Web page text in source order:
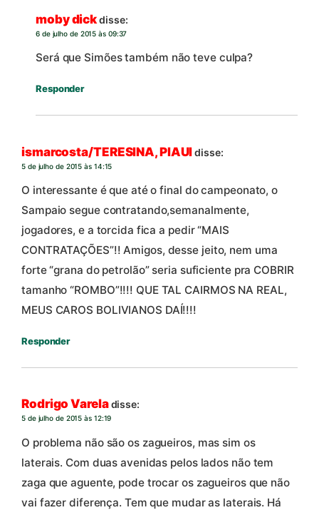
moby dickdisse:
6 de julho de 2015 às 09:37
Será que Simões também não teve culpa?
Responder
ismarcosta/TERESINA, PIAUIdisse:
5 de julho de 2015 às 14:15
O interessante é que até o final do campeonato, o
Sampaio segue contratando,semanalmente,
jogadores, e a torcida fica a pedir “MAIS
CONTRATAÇÕES”!! Amigos, desse jeito, nem uma
forte “grana do petrolão” seria suficiente pra COBRIR
tamanho “ROMBO”!!!! QUE TAL CAIRMOS NA REAL,
MEUS CAROS BOLIVIANOS DAÍ!!!!
Responder
Rodrigo Vareladisse:
5 de julho de 2015 às 12:19
O problema não são os zagueiros, mas sim os
laterais. Com duas avenidas pelos lados não tem
zaga que aguente, pode trocar os zagueiros que não
vai fazer diferença. Tem que mudar as laterais. Há